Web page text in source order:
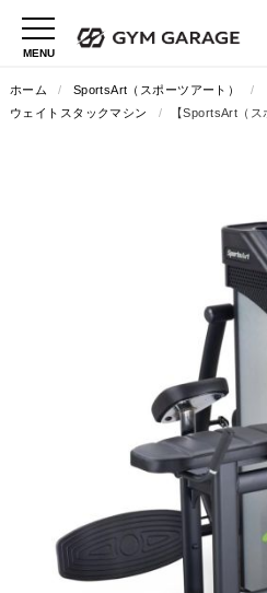
ホーム / SportsArt（スポーツアート） /
ウェイトスタックマシン
/ 【SportsArt（